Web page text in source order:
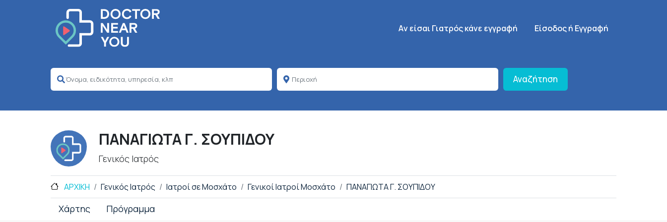
Κεντρική πλοήγηση
Aν είσαι Γιατρός κάνε εγγραφή SignUp Menu
Είσοδος ή Εγγραφή
Αναζήτηση
ΠΑΝΑΓΙΩΤΑ Γ. ΣΟΥΠΙΔΟΥ
Γενικός Ιατρός
ΑΡΧΙΚΗ Γενικός Ιατρός Ιατροί σε Μοσχάτο Γενικοί Ιατροί Μοσχάτο ΠΑΝΑΓΙΩΤΑ Γ. ΣΟΥΠΙΔΟΥ
Χάρτης Πρόγραμμα